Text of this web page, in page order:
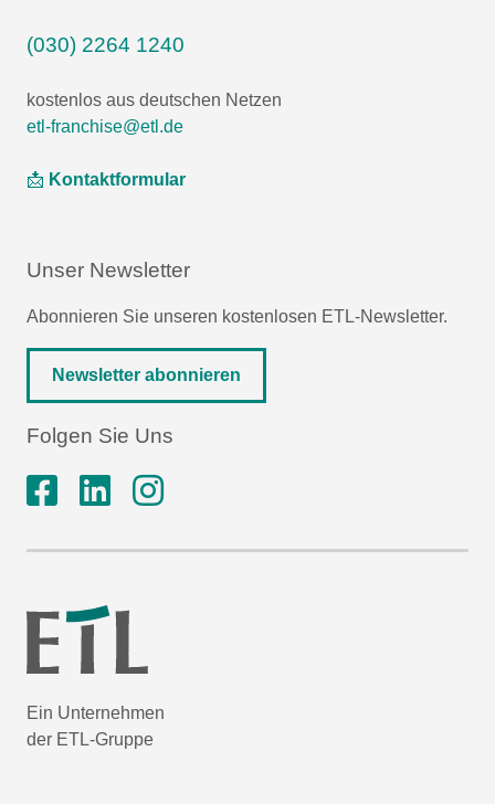
(030) 2264 1240
kostenlos aus deutschen Netzen
etl-franchise@etl.de
📩 Kontaktformular
Unser Newsletter
Abonnieren Sie unseren kostenlosen ETL-Newsletter.
Newsletter abonnieren
Folgen Sie Uns
Ein Unternehmen
der ETL-Gruppe